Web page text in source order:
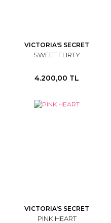
VICTORIA'S SECRET
SWEET FLIRTY
4.200,00 TL
VICTORIA'S SECRET
PINK HEART